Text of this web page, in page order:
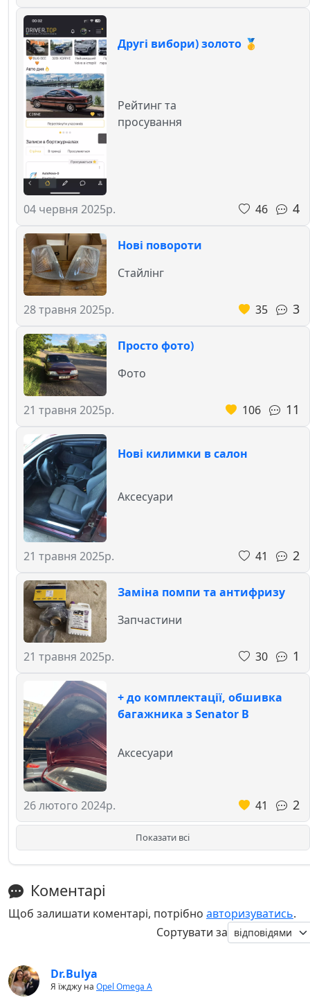
Другі вибори) золото 🥇
04 червня 2025р.
Рейтинг та
просування
46 4
Нові повороти
28 травня 2025р.
Стайлінг
35 3
Просто фото)
21 травня 2025р.
Фото
106 11
Нові килимки в салон
21 травня 2025р.
Аксесуари
41 2
Заміна помпи та антифризу
21 травня 2025р.
Запчастини
30 1
+ до комплектації, обшивка
багажника з Senator B
26 лютого 2024р.
Аксесуари
41 2
Показати всі
Коментарі
Щоб залишати коментарі, потрібно авторизуватись.
Сортувати за
Dr.Bulya
Я їжджу на Opel Omega A